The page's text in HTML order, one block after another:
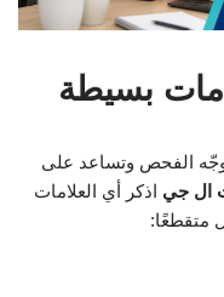
بسيطة
توجّه الفحص وتساعد على
ال جي اذكر أي العلامات
متقطعًا: